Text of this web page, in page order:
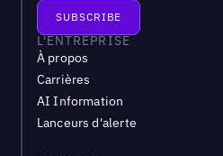
L'ENTREPRISE
À propos
Carrières
AI Information
Lanceurs d'alerte